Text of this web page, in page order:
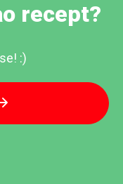
recept?
:)